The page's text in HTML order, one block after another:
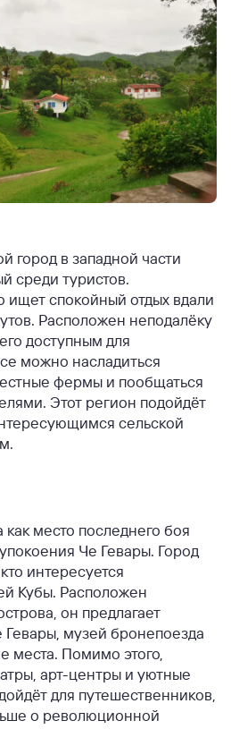
город в западной части
среди туристов.
ищет спокойный отдых вдали
Расположен неподалёку
доступным для
можно насладиться
фермы и пообщаться
Этот регион подойдёт
сельской
место последнего боя
Че Гевары. Город
интересуется
Кубы. Расположен
он предлагает
Гевары, музей бронепоезда
места. Помимо этого,
арт-центры и уютные
для путешественников,
о революционной